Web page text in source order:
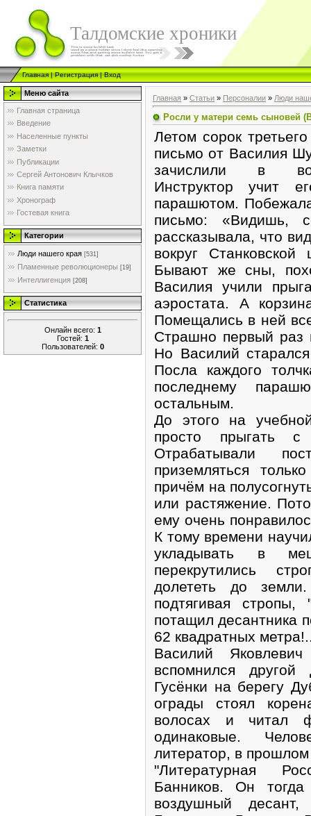
Талдомские хроники
Главная|Регистрация|Вход
Меню сайта
Главная страница
Введение
Населенные пункты
Заметки
Публикации
Сергей Антонович Клычков
Книга памяти
Хронограф
Гостевая книга
Категории
Люди нашего края [531]
Пламенные революционеры [19]
Интеллигенция [208]
Статистика
Онлайн всего: 1
Гостей: 1
Пользователей: 0
Главная » Статьи » Персоналии » Люди
Росли у матери семь сыновей
Летом сорок
письмо от Василия
зачислили в
Инструктор учит
парашютом.
письмо: «Видишь,
рассказывала, что
вокруг
Бывают же сны,
Василия учили
аэростата. А
Помещались в ней
Страшно первый раз
Но Василий
Посла каждого
последнему
остальным.
До этого на
просто прыгать
Отрабатывали
приземляться
причём на
или растяжение.
ему очень
К тому времени
укладывать в
перекрутились
долететь до
подтягивая
потащил десантника
62 квадратных
Василий
вспомнился другой
Гусёнки на берегу
ограды стоял
волосах и читал
одинаковые.
литератор, в прошлом
"Литературная
Банников. Он
воздушный